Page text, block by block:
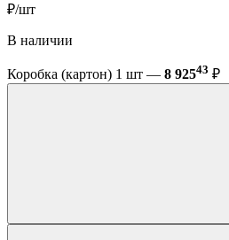
₽/шт
В наличии
Коробка (картон) 1 шт — 8 92543 ₽